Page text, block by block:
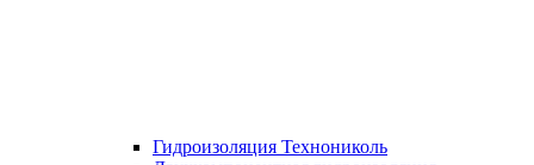
Гидроизоляция Технониколь